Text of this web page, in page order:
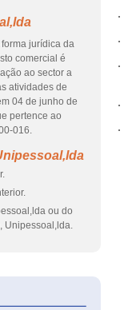
forma jurídica da
comercial é
ao sector a
atividades de
04 de junho de
pertence ao
016.
ou do
Unipessoal,lda.